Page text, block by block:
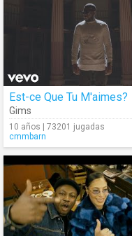
Est-ce Que Tu M'aimes?
Gims
10 años | 73201 jugadas
cmmbarn